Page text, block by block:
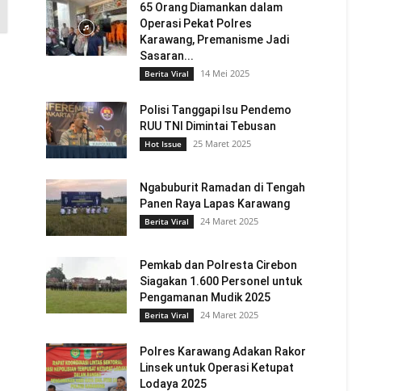
65 Orang Diamankan dalam
Operasi Pekat Polres
Karawang, Premanisme Jadi
Sasaran...
Berita Viral 14 Mei 2025
Polisi Tanggapi Isu Pendemo
RUU TNI Dimintai Tebusan
Hot Issue 25 Maret 2025
Ngabuburit Ramadan di Tengah
Panen Raya Lapas Karawang
Berita Viral 24 Maret 2025
Pemkab dan Polresta Cirebon
Siagakan 1.600 Personel untuk
Pengamanan Mudik 2025
Berita Viral 24 Maret 2025
Polres Karawang Adakan Rakor
Linsek untuk Operasi Ketupat
Lodaya 2025